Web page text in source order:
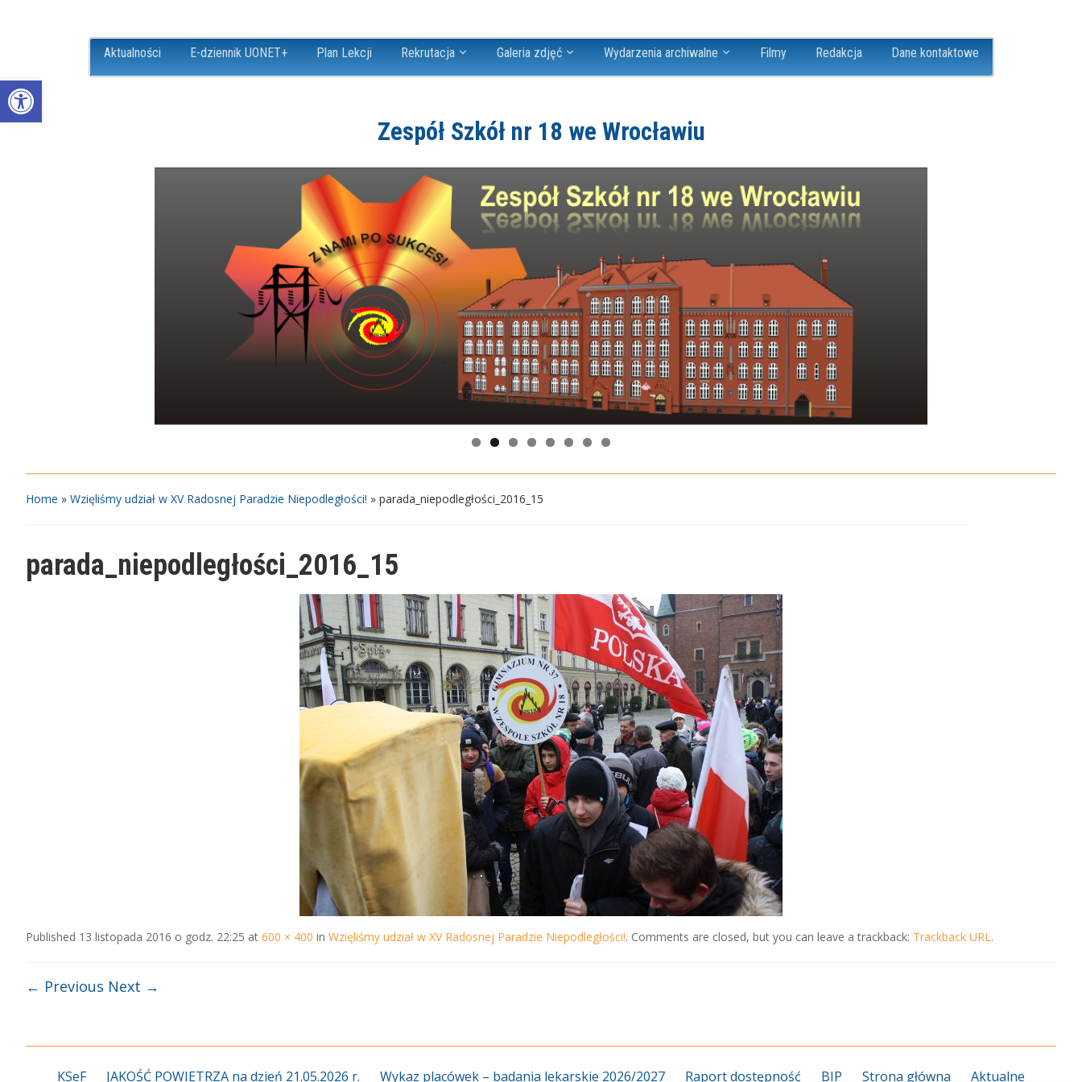
Open toolbar
Aktualności E-dziennik UONET+ Plan Lekcji Rekrutacja Galeria zdjęć Wydarzenia archiwalne Filmy Redakcja Dane kontaktowe
Zespół Szkół nr 18 we Wrocławiu
Home » Wzięliśmy udział w XV Radosnej Paradzie Niepodległości! » parada_niepodległości_2016_15
parada_niepodległości_2016_15
Published 13 listopada 2016 o godz. 22:25 at 600 × 400 in Wzięliśmy udział w XV Radosnej Paradzie Niepodległości!. Comments are closed, but you can leave a trackback: Trackback URL.
← Previous Next →
KSeF JAKOŚĆ POWIETRZA na dzień 21.05.2026 r. Wykaz placówek – badania lekarskie 2026/2027 Raport dostępność BIP Strona główna Aktualne